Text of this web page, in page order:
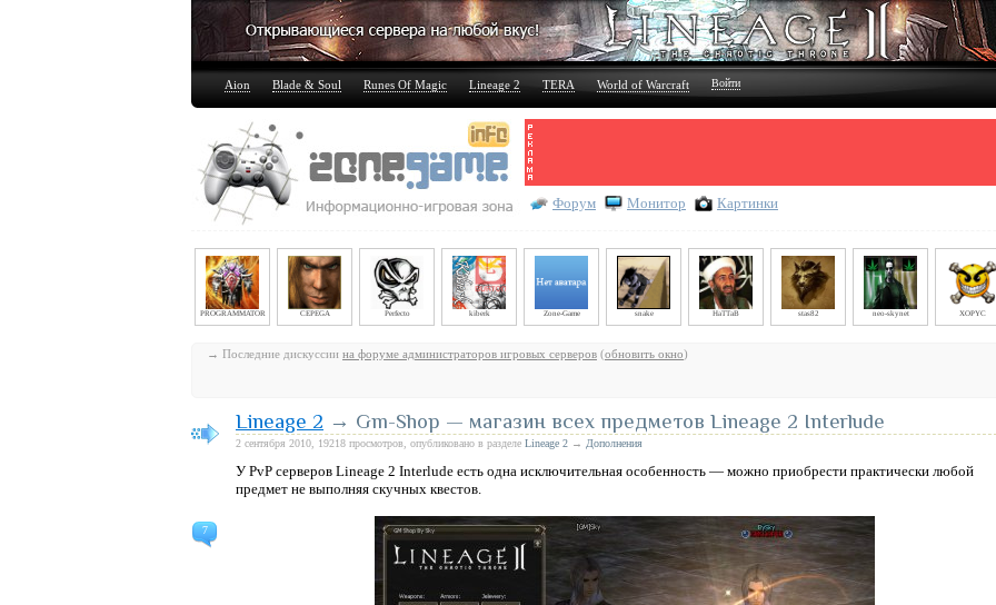
Aion Blade & Soul Runes Of Magic Lineage 2 TERA World of Warcraft Войти
Форум Монитор Картинки
PROGRAMMATOR CEPEGA Perfecto kiberk Zone-Game snake HaTTaB stas82 neo-skynet XOPYC
→ Последние дискуссии на форуме администраторов игровых серверов (обновить окно)
7
Lineage 2 → Gm-Shop — магазин всех предметов Lineage 2 Interlude
2 сентября 2010, 19218 просмотров, опубликовано в разделе Lineage 2 → Дополнения
У PvP серверов Lineage 2 Interlude есть одна исключительная особенность — можно приобрести практически любой
предмет не выполняя скучных квестов.